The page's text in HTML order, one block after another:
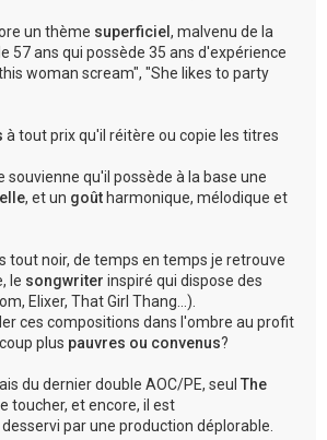
un thème superficiel , malvenu de la
57 ans qui possède 35 ans d'expérience
woman scream", "She likes to party
à tout prix qu'il réitère ou copie les titres
souvienne qu'il possède à la base une
, et un goût harmonique, mélodique et
tout noir, de temps en temps je retrouve
le songwriter inspiré qui dispose des
Elixer, That Girl Thang...).
ces compositions dans l'ombre au profit
plus pauvres ou convenus?
du dernier double AOC/PE, seul The
toucher, et encore, il est
par une production déplorable.